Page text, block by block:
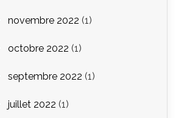
novembre 2022 (1)
octobre 2022 (1)
septembre 2022 (1)
juillet 2022 (1)